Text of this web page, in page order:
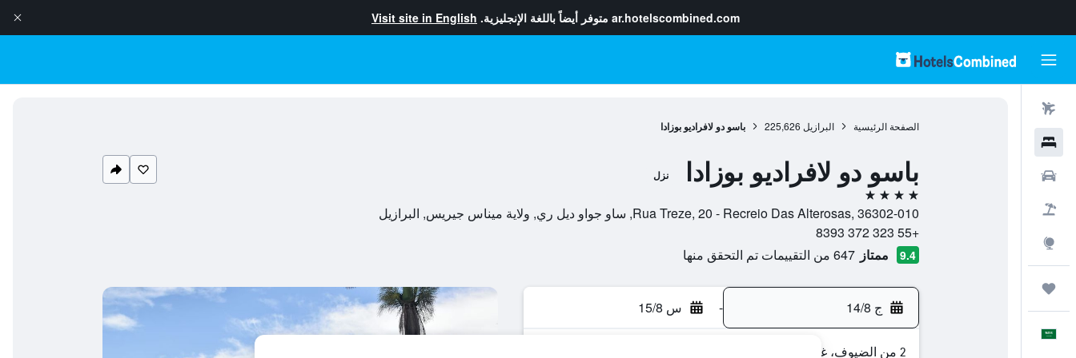
ar.hotelscombined.com متوفر أيضاً باللغة الإنجليزية. Visit site in English
الصفحة الرئيسية البرازيل 225,626 باسو دو لافراديو بوزادا
باسو دو لافراديو بوزادا نزل
4 نجوم
Rua Treze, 20 - Recreio Das Alterosas, 36302-010, ساو جواو ديل ري, ولاية ميناس جيريس, البرازيل
+55 323 372 8393
9.4 ممتاز 647 من التقييمات تم التحقق منها
ج 14/8 - س 15/8
2 من الضيوف، غرفة واحدة